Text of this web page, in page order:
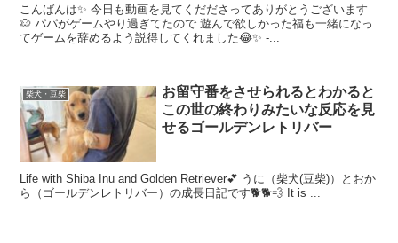
こんばんは✨ 今日も動画を見てくだださってありがとうございます
🐶 パパがゲームやり過ぎてたので 遊んで欲しかった福も一緒になっ
てゲームを辞めるよう説得してくれました😂✨ -...
柴犬・豆柴
お留守番をさせられるとわかると
この世の終わりみたいな反応を見
せるゴールデンレトリバー
Life with Shiba Inu and Golden Retriever💕 うに（柴犬(豆柴)）とおか
ら（ゴールデンレトリバー）の成長日記です🐕🐕💨 It is ...